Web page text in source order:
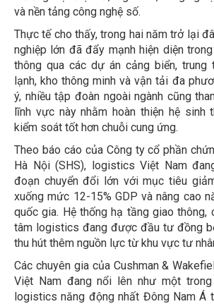
và nền tảng công nghệ số.
Thực tế cho thấy, trong hai năm trở lại
nghiệp lớn đã đẩy mạnh hiện diện
thông qua các dự án cảng biển, trung
lạnh, kho thông minh và vận tải đa
ý, nhiều tập đoàn ngoài ngành cũng
lĩnh vực này nhằm hoàn thiện hệ sinh
kiểm soát tốt hơn chuỗi cung ứng.
Theo báo cáo của Công ty cổ phần
Hà Nội (SHS), logistics Việt Nam
đoạn chuyển đổi lớn với mục tiêu
xuống mức 12-15% GDP và nâng cao
quốc gia. Hệ thống hạ tầng giao thông,
tâm logistics đang được đầu tư đồng
thu hút thêm nguồn lực từ khu vực tư
Các chuyên gia của Cushman &
Việt Nam đang nổi lên như một
logistics năng động nhất Đông Nam Á